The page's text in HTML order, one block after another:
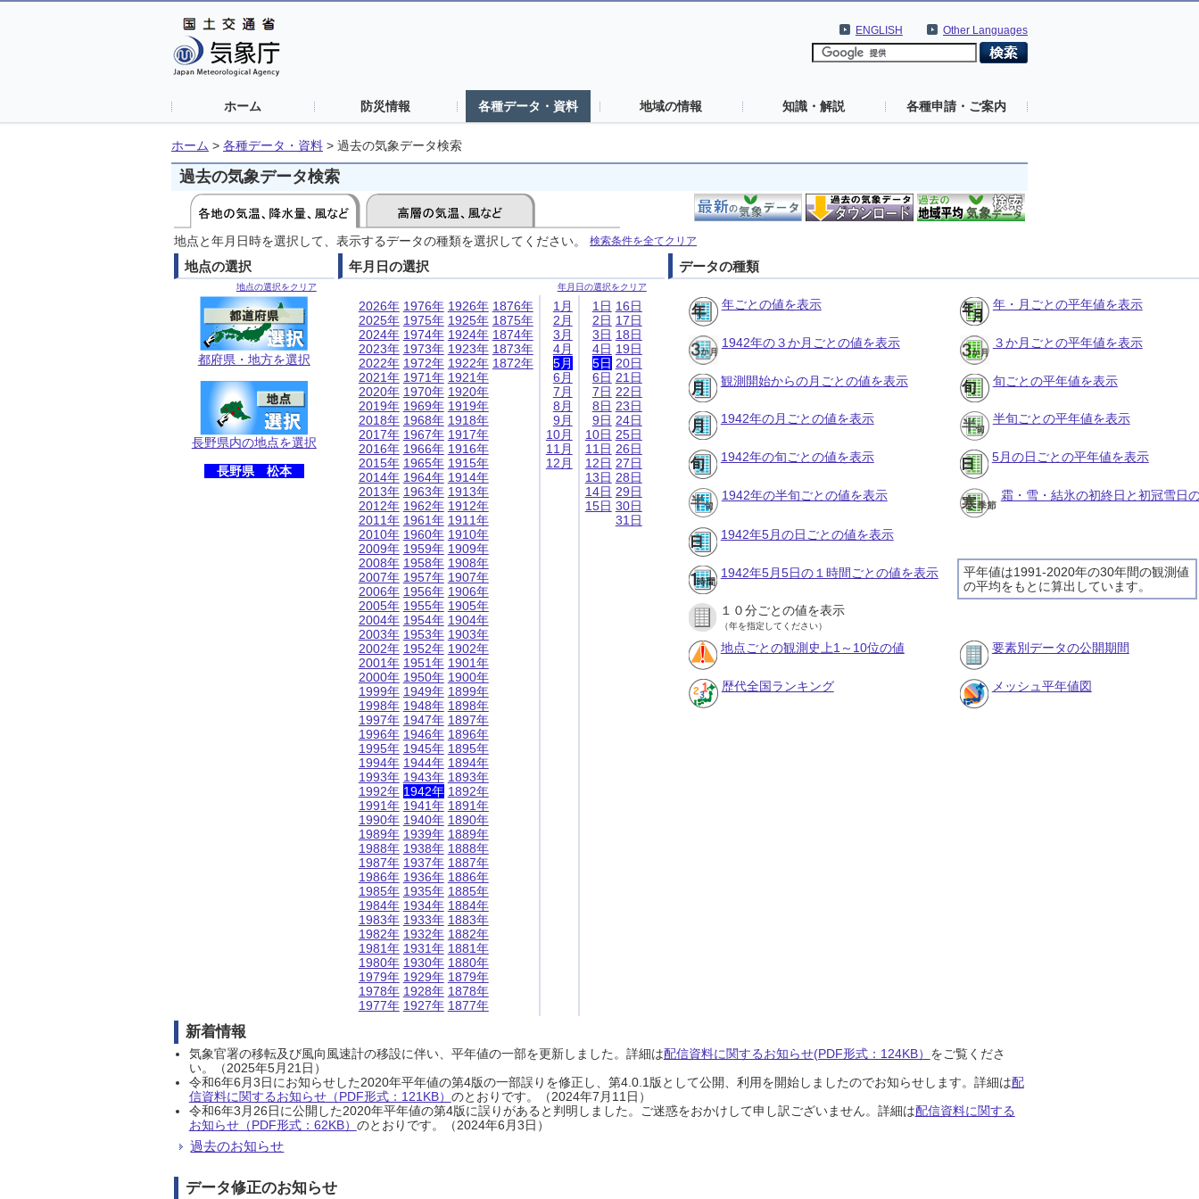
Other Languages
ENGLISH
ホーム 防災情報 各種データ・資料 地域の情報 知識・解説 各種申請・ご案内
ホーム > 各種データ・資料 > 過去の気象データ検索
過去の気象データ検索
地点と年月日時を選択して、表示するデータの種類を選択してください。 検索条件を全てクリア
地点の選択
地点の選択をクリア
都府県・地方を選択
長野県内の地点を選択
長野県 松本
年月日の選択
年月日の選択をクリア
2026年
2025年
2024年
2023年
2022年
2021年
2020年
2019年
2018年
2017年
2016年
2015年
2014年
2013年
2012年
2011年
2010年
2009年
2008年
2007年
2006年
2005年
2004年
2003年
2002年
2001年
2000年
1999年
1998年
1997年
1996年
1995年
1994年
1993年
1992年
1991年
1990年
1989年
1988年
1987年
1986年
1985年
1984年
1983年
1982年
1981年
1980年
1979年
1978年
1977年
1976年
1975年
1974年
1973年
1972年
1971年
1970年
1969年
1968年
1967年
1966年
1965年
1964年
1963年
1962年
1961年
1960年
1959年
1958年
1957年
1956年
1955年
1954年
1953年
1952年
1951年
1950年
1949年
1948年
1947年
1946年
1945年
1944年
1943年
1942年
1941年
1940年
1939年
1938年
1937年
1936年
1935年
1934年
1933年
1932年
1931年
1930年
1929年
1928年
1927年
1926年
1925年
1924年
1923年
1922年
1921年
1920年
1919年
1918年
1917年
1916年
1915年
1914年
1913年
1912年
1911年
1910年
1909年
1908年
1907年
1906年
1905年
1904年
1903年
1902年
1901年
1900年
1899年
1898年
1897年
1896年
1895年
1894年
1893年
1892年
1891年
1890年
1889年
1888年
1887年
1886年
1885年
1884年
1883年
1882年
1881年
1880年
1879年
1878年
1877年
1876年
1875年
1874年
1873年
1872年
1月
2月
3月
4月
5月
6月
7月
8月
9月
10月
11月
12月
1日
2日
3日
4日
5日
6日
7日
8日
9日
10日
11日
12日
13日
14日
15日
16日
17日
18日
19日
20日
21日
22日
23日
24日
25日
26日
27日
28日
29日
30日
31日
データの種類
年ごとの値を表示 年・月ごとの平年値を表示
1942年の３か月ごとの値を表示 ３か月ごとの平年値を表示
観測開始からの月ごとの値を表示 旬ごとの平年値を表示
1942年の月ごとの値を表示 半旬ごとの平年値を表示
1942年の旬ごとの値を表示 5月の日ごとの平年値を表示
1942年の半旬ごとの値を表示 霜・雪・結氷の初終日と初冠雪日
1942年5月の日ごとの値を表示
平年値は1991-2020年の30年間の観測値
の平均をもとに算出しています。
1942年5月5日の１時間ごとの値を表示
１０分ごとの値を表示
（年を指定してください）
地点ごとの観測史上1～10位の値 要素別データの公開期間
歴代全国ランキング メッシュ平年値図
新着情報
気象官署の移転及び風向風速計の移設に伴い、平年値の一部を更新しました。詳細は配信資料に関するお知らせ(PDF形式：124KB） をご覧くださ
い。（2025年5月21日）
令和6年6月3日にお知らせした2020年平年値の第4版の一部誤りを修正し、第4.0.1版として公開、利用を開始しましたのでお知らせします。詳細は配
信資料に関するお知らせ（PDF形式：121KB） のとおりです。（2024年7月11日）
令和6年3月26日に公開した2020年平年値の第4版に誤りがあると判明しました。ご迷惑をおかけして申し訳ございません。詳細は配信資料に関する
お知らせ（PDF形式：62KB） のとおりです。（2024年6月3日）
過去のお知らせ
データ修正のお知らせ